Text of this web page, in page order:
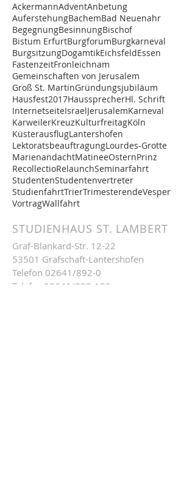
AckermannAdventAnbetung
AuferstehungBachemBad Neuenahr
BegegnungBesinnungBischof
Bistum ErfurtBurgforumBurgkarneval
BurgsitzungDogamtikEichsfeldEssen
FastenzeitFronleichnam
Gemeinschaften von Jerusalem
Groß St. MartinGründungsjubiläum
Hausfest2017HaussprecherHl. Schrift
InternetseiteIsraelJerusalemKarneval
KarweilerKreuzKulturfreitagKöln
KüsterausflugLantershofen
LektoratsbeauftragungLourdes-Grotte
MarienandachtMatineeOsternPrinz
RecollectioRelaunchSeminarfahrt
StudentenStudentenvertreter
StudienfahrtTrierTrimesterendeVesper
VortragWallfahrt
STUDIENHAUS ST. LAMBERT
Graf-Blankard-Str. 12-22
53501 Grafschaft-Lantershofen
Telefon 02641/892-0
Telefax 02641/892-180